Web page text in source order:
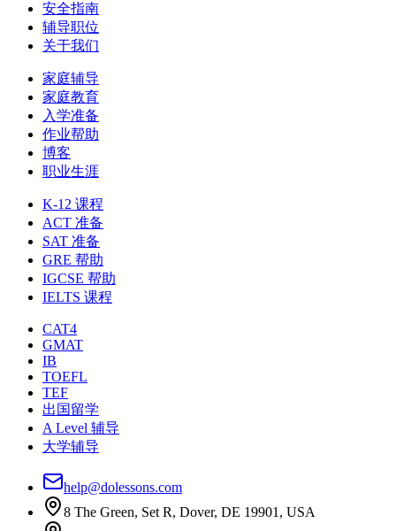
安全指南
辅导职位
关于我们
家庭辅导
家庭教育
入学准备
作业帮助
博客
职业生涯
K-12 课程
ACT 准备
SAT 准备
GRE 帮助
IGCSE 帮助
IELTS 课程
CAT4
GMAT
IB
TOEFL
TEF
出国留学
A Level 辅导
大学辅导
help@dolessons.com
8 The Green, Set R, Dover, DE 19901, USA